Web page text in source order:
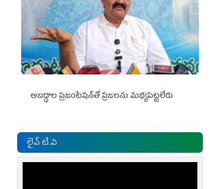
అబద్ధాల ప్రజంటేషన్‌తో ప్రజలను మభ్యపెట్టలేరు
లైవ్ టి.వి